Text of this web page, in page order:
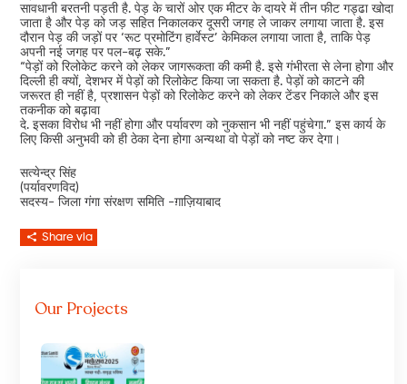
सावधानी बरतनी पड़ती है. पेड़ के चारों ओर एक मीटर के दायरे में तीन फीट गड्ढा खोदा
जाता है और पेड़ को जड़ सहित निकालकर दूसरी जगह ले जाकर लगाया जाता है. इस
दौरान पेड़ की जड़ों पर ‘रूट प्रमोटिंग हार्वेस्ट’ केमिकल लगाया जाता है, ताकि पेड़
अपनी नई जगह पर पल-बढ़ सके.”
“पेड़ों को रिलोकेट करने को लेकर जागरूकता की कमी है. इसे गंभीरता से लेना होगा और
दिल्ली ही क्यों, देशभर में पेड़ों को रिलोकेट किया जा सकता है. पेड़ों को काटने की
जरूरत ही नहीं है, प्रशासन पेड़ों को रिलोकेट करने को लेकर टेंडर निकाले और इस
तकनीक को बढ़ावा
दे. इसका विरोध भी नहीं होगा और पर्यावरण को नुकसान भी नहीं पहुंचेगा.” इस कार्य के
लिए किसी अनुभवी को ही ठेका देना होगा अन्यथा वो पेड़ों को नष्ट कर देगा।
सत्येन्द्र सिंह
(पर्यावरणविद)
सदस्य- जिला गंगा संरक्षण समिति -ग़ाज़ियाबाद
Share via
Our Projects